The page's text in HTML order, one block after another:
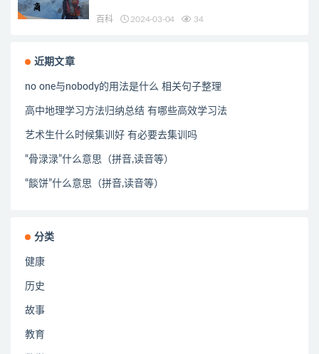
百科 2024-03-04 34
近期文章
no one与nobody的用法是什么 相关句子整理
高中地理学习方法归纳总结 有哪些高效学习法
艺术生什么时候集训好 有必要去集训吗
“骨渌渌”什么意思（拼音,读音等）
“餤饼”什么意思（拼音,读音等）
分类
健康
历史
故事
教育